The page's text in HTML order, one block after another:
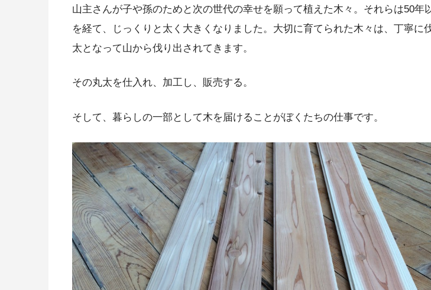
山主さんが子や孫のためと次の世代の幸せを願って植えた木々。それらは50年
を経て、じっくりと太く大きくなりました。大切に育てられた木々は、丁寧に
太となって山から伐り出されてきます。
その丸太を仕入れ、加工し、販売する。
そして、暮らしの一部として木を届けることがぼくたちの仕事です。